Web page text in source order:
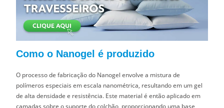
Como o Nanogel é produzido
O processo de fabricação do Nanogel envolve a mistura de
polímeros especiais em escala nanométrica, resultando em um gel
de alta densidade e resistência. Este material é então aplicado em
camadas sobre o suporte do colchão, proporcionando uma base